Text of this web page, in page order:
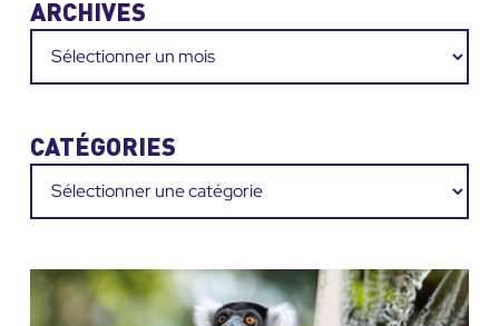
ARCHIVES
Archives
CATÉGORIES
Catégories